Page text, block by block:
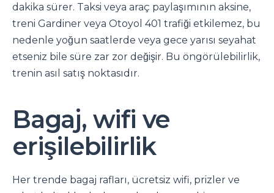
dakika sürer. Taksi veya araç paylaşımının aksine,
treni Gardiner veya Otoyol 401 trafiği etkilemez, bu
nedenle yoğun saatlerde veya gece yarısı seyahat
etseniz bile süre zar zor değişir. Bu öngörülebilirlik,
trenin asıl satış noktasıdır.
Bagaj, wifi ve
erişilebilirlik
Her trende bagaj rafları, ücretsiz wifi, prizler ve